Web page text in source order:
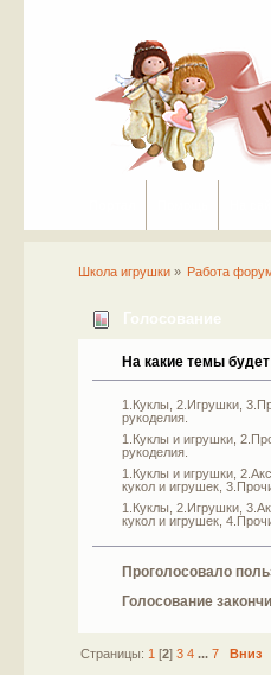
Школа игрушки» Работа
Голосование
На какие темы
1.Куклы, 2.Игрушки,
рукоделия.
1.Куклы и игрушки,
рукоделия.
1.Куклы и игрушки,
кукол и игрушек,
1.Куклы, 2.Игрушки,
кукол и игрушек,
Проголосовало
Голосование
Страницы: 1 [2] 3 4 ... 7 Вниз